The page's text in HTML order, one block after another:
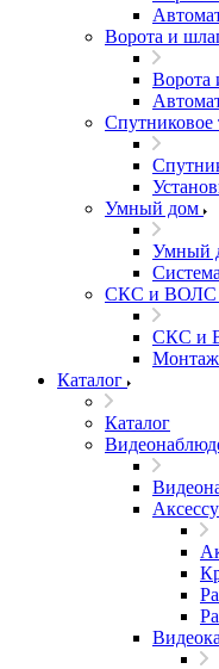
Ворота и
Ворота
Спутниковое
Умный дом
Умный
СКС и ВОЛС
СКС и
Каталог
Каталог